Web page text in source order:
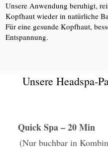
Unsere Anwendung beruhigt,
Kopfhaut wieder in natürliche
Für eine gesunde Kopfhaut,
Entspannung.
Unsere Headspa-
Quick Spa – 20 Min
(Nur buchbar in